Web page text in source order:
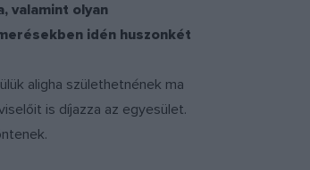
valamint olyan
idén huszonkét
aligha születhetnének ma
is díjazza az egyesület.